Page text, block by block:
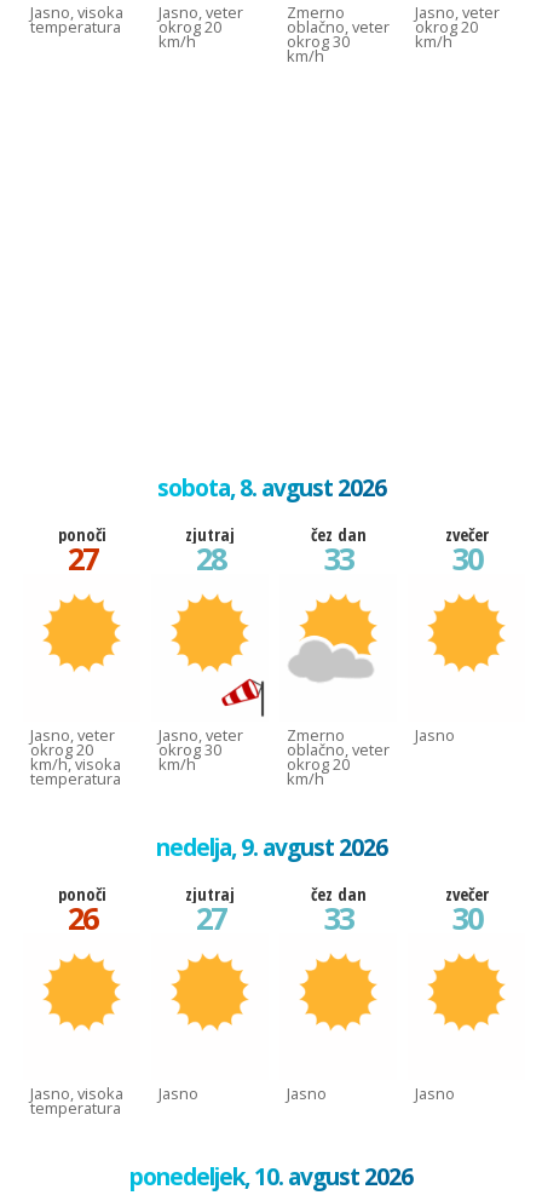
Jasno, visoka
temperatura
Jasno, veter
okrog 20
km/h
Zmerno
oblačno, veter
okrog 30
km/h
Jasno, veter
okrog 20
km/h
sobota, 8. avgust 2026
ponoči
27
Jasno, veter
okrog 20
km/h, visoka
temperatura
zjutraj
28
Jasno, veter
okrog 30
km/h
čez dan
33
Zmerno
oblačno, veter
okrog 20
km/h
zvečer
30
Jasno
nedelja, 9. avgust 2026
ponoči
26
Jasno, visoka
temperatura
zjutraj
27
Jasno
čez dan
33
Jasno
zvečer
30
Jasno
ponedeljek, 10. avgust 2026